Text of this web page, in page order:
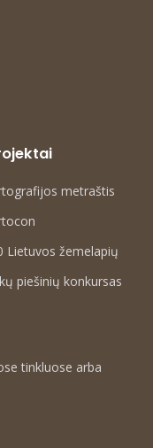
metraštis
Lietuvos žemelapių
piešinių konkursas
tinkluose arba